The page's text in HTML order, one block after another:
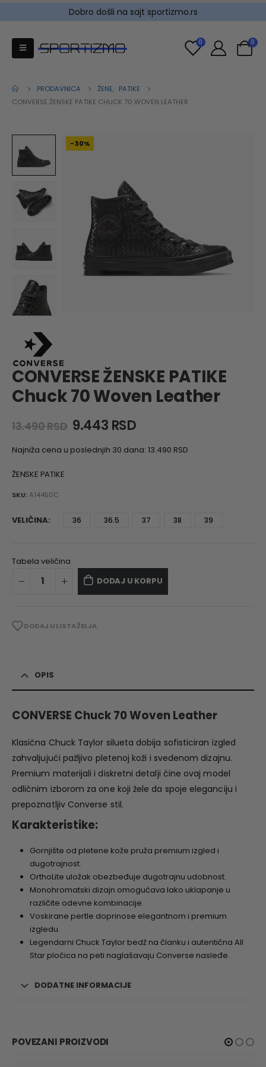
Dobro došli na sajt sportizmo.rs
0 0
PRODAVNICA ŽENE, PATIKE
CONVERSE ŽENSKE PATIKE CHUCK 70 WOVEN LEATHER
-30%
CONVERSE ŽENSKE PATIKE
Chuck 70 Woven Leather
13.490RSD Original
was:
9.443 RSDCurrent
is:
Najniža cena u poslednjih 30 dana: 13.490 RSD
ŽENSKE PATIKE
SKU:A14450C
VELIČINA 36 36.5 37 38 39
Tabela veličina
DODAJ U KORPU
DODAJ U LISTA ŽELJA
OPIS
CONVERSE Chuck 70 Woven Leather
Klasična Chuck Taylor silueta dobija sofisticiran izgled
zahvaljujući pažljivo pletenoj koži i svedenom dizajnu.
Premium materijali i diskretni detalji čine ovaj model
odličnim izborom za one koji žele da spoje eleganciju i
prepoznatljiv Converse stil.
Karakteristike:
Gornjište od pletene kože pruža premium izgled i
dugotrajnost.
OrthoLite uložak obezbeđuje dugotrajnu udobnost.
Monohromatski dizajn omogućava lako uklapanje u
različite odevne kombinacije.
Voskirane pertle doprinose elegantnom i premium
izgledu.
Legendarni Chuck Taylor bedž na članku i autentična All
Star pločica na peti naglašavaju Converse nasleđe.
DODATNE INFORMACIJE
POVEZANI PROIZVODI